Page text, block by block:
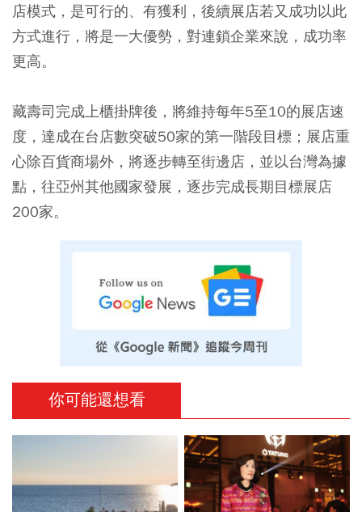
店模式，是可行的、有獲利，後續展店若又成功以此
方式進行，將是一大優勢，對連鎖企業來說，成功率
更高。
藏壽司完成上櫃掛牌後，將維持每年5至10的展店速
度，達成在台店數突破50家的第一階段目標；展店重
心除百貨商場外，將逐步轉至街邊店，並以台灣為據
點，往亞州其他國家發展，逐步完成長期目標展店
200家。
你可能還想看